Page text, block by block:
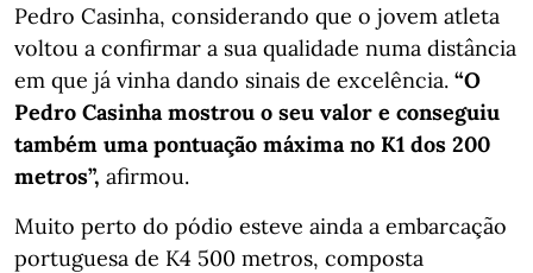
Pedro Casinha, considerando que o jovem atleta
voltou a confirmar a sua qualidade numa distância
em que já vinha dando sinais de excelência. “O
Pedro Casinha mostrou o seu valor e conseguiu
também uma pontuação máxima no K1 dos 200
metros”, afirmou.
Muito perto do pódio esteve ainda a embarcação
portuguesa de K4 500 metros, composta